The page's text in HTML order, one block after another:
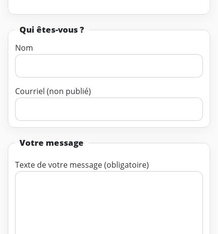
Qui êtes-vous ?
Nom
Courriel (non publié)
Votre message
Texte de votre message (obligatoire)